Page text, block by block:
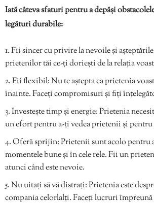
Iată câteva sfaturi pentru a depăși
legături durabile:
Fii sincer cu privire la nevoile și
prietenilor tăi ce-ți doriești de la relația
Fii flexibil: Nu te aștepta ca prietenia
înainte. Faceți compromisuri și fiți
Investește timp și energie: Prietenia
un efort pentru a-ți vedea prietenii și pentru
Oferă sprijin: Prietenii sunt acolo pentru
momentele bune și în cele rele. Fii un
atunci când este nevoie.
Nu uitați să vă distrați: Prietenia este
compania celorlalți. Faceți lucruri împreună